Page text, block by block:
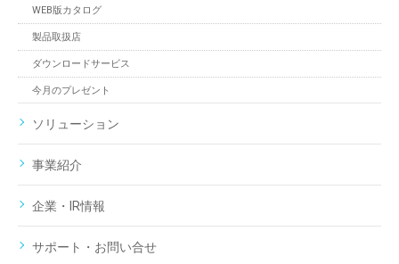
WEB版カタログ
製品取扱店
ダウンロードサービス
今月のプレゼント
ソリューション
事業紹介
企業・IR情報
サポート・お問い合せ